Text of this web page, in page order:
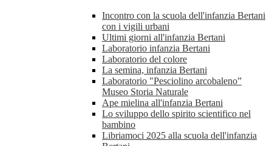
Incontro con la scuola dell'infanzia Bertani
con i vigili urbani
Ultimi giorni all'infanzia Bertani
Laboratorio infanzia Bertani
Laboratorio del colore
La semina, infanzia Bertani
Laboratorio "Pesciolino arcobaleno”
Museo Storia Naturale
Ape mielina all'infanzia Bertani
Lo sviluppo dello spirito scientifico nel
bambino
Libriamoci 2025 alla scuola dell'infanzia